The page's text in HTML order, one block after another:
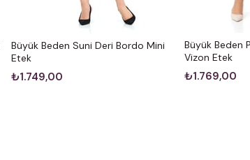
Büyük Beden Suni Deri Bordo Mini
Etek
₺1.749,00
Büyük Beden
Vizon Etek
₺1.769,00